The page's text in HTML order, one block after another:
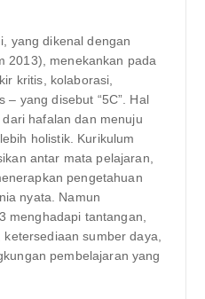
yang dikenal dengan
2013), menekankan pada
kritis, kolaborasi,
– yang disebut “5C”. Hal
hafalan dan menuju
holistik. Kurikulum
antar mata pelajaran,
pengetahuan
nyata. Namun
menghadapi tantangan,
sumber daya,
pembelajaran yang